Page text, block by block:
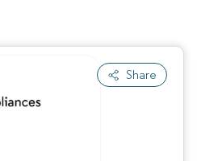
Share